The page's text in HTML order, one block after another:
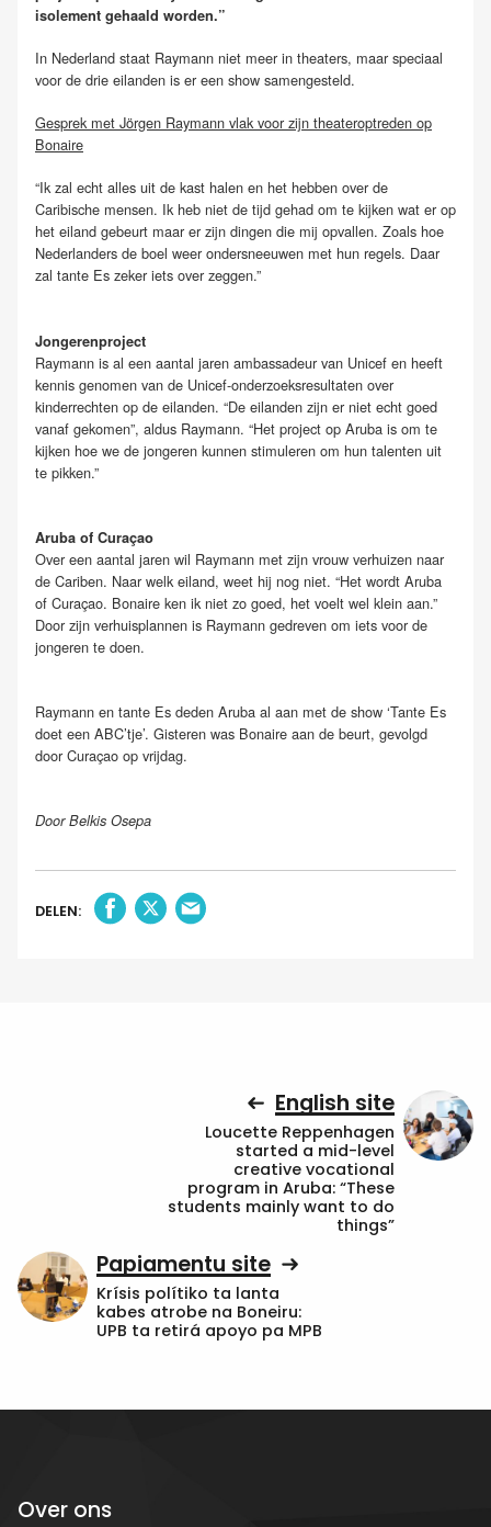
isolement gehaald worden.”
In Nederland staat Raymann niet meer in theaters, maar speciaal
voor de drie eilanden is er een show samengesteld.
Gesprek met Jörgen Raymann vlak voor zijn theateroptreden op
Bonaire
“Ik zal echt alles uit de kast halen en het hebben over de
Caribische mensen. Ik heb niet de tijd gehad om te kijken wat er op
het eiland gebeurt maar er zijn dingen die mij opvallen. Zoals hoe
Nederlanders de boel weer ondersneeuwen met hun regels. Daar
zal tante Es zeker iets over zeggen.”
Jongerenproject
Raymann is al een aantal jaren ambassadeur van Unicef en heeft
kennis genomen van de Unicef-onderzoeksresultaten over
kinderrechten op de eilanden. “De eilanden zijn er niet echt goed
vanaf gekomen”, aldus Raymann. “Het project op Aruba is om te
kijken hoe we de jongeren kunnen stimuleren om hun talenten uit
te pikken.”
Aruba of Curaçao
Over een aantal jaren wil Raymann met zijn vrouw verhuizen naar
de Cariben. Naar welk eiland, weet hij nog niet. “Het wordt Aruba
of Curaçao. Bonaire ken ik niet zo goed, het voelt wel klein aan.”
Door zijn verhuisplannen is Raymann gedreven om iets voor de
jongeren te doen.
Raymann en tante Es deden Aruba al aan met de show ‘Tante Es
doet een ABC’tje’. Gisteren was Bonaire aan de beurt, gevolgd
door Curaçao op vrijdag.
Door Belkis Osepa
DELEN:
English site
Loucette Reppenhagen
started a mid-level
creative vocational
program in Aruba: “These
students mainly want to do
things”
Papiamentu site
Krísis polítiko ta lanta
kabes atrobe na Boneiru:
UPB ta retirá apoyo pa MPB
Over ons